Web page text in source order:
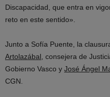
Discapacidad, que entra en
reto en este sentido».
Junto a Sofía Puente, la
Artolazábal , consejera de
Gobierno Vasco y José Ángel
CGN.